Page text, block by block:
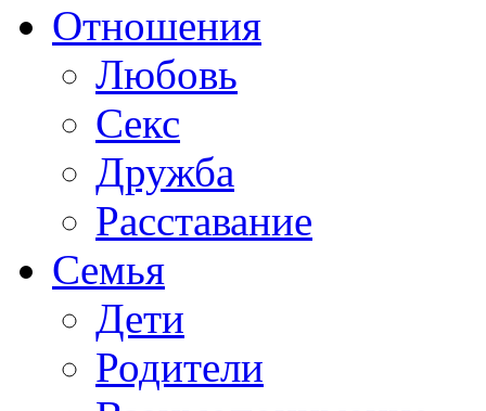
Отношения
Любовь
Секс
Дружба
Расставание
Семья
Дети
Родители